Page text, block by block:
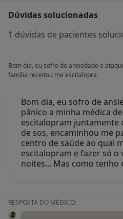
Dúvidas solucionadas
1 dúvidas de pacientes
Bom dia, eu sofro de ansiedade e
família receitou me escitalopra
Bom dia, eu sofro de
pânico a minha médica
escitalopram juntamente
de sos, encaminhou me
centro de saúde ao qual
escitalopram e fazer só o
noites... Mas como tenho
RESPOSTA DO MÉDICO: